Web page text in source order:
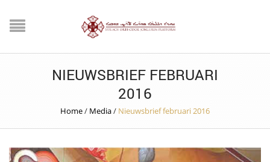
NIEUWSBRIEF FEBRUARI
2016
Home/ Media/ Nieuwsbrief februari 2016